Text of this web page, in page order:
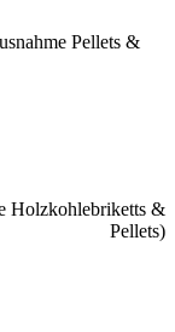
Pellets &
Holzkohlebriketts &
Pellets)